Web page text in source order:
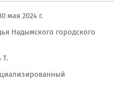
мая 2024 г.
Надымского городского